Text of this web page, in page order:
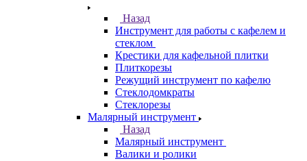
Назад
Инструмент для работы с кафелем и
стеклом
Крестики для кафельной плитки
Плиткорезы
Режущий инструмент по кафелю
Стеклодомкраты
Стеклорезы
Малярный инструмент
Назад
Малярный инструмент
Валики и ролики